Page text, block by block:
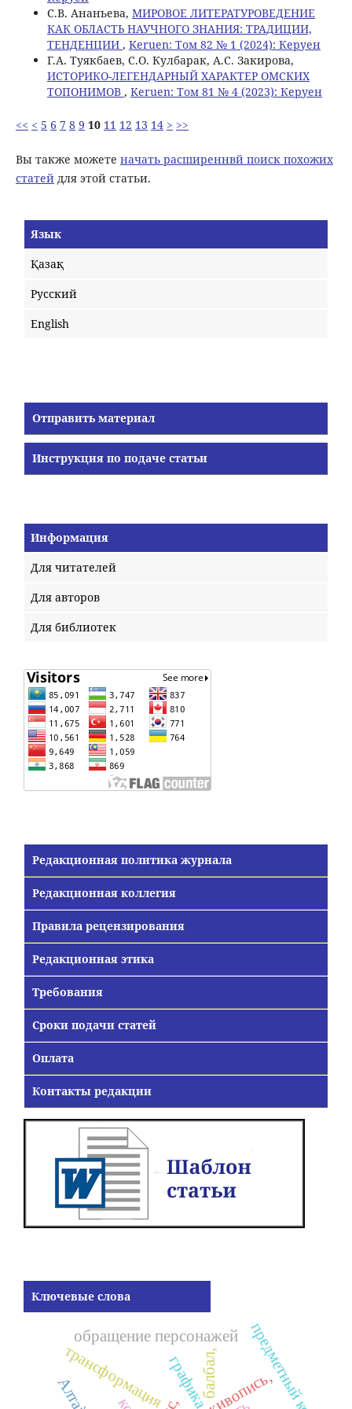
С.В. Ананьева, МИРОВОЕ ЛИТЕРАТУРОВЕДЕНИЕ
КАК ОБЛАСТЬ НАУЧНОГО ЗНАНИЯ: ТРАДИЦИИ,
ТЕНДЕНЦИИ , Keruen: Том 82 № 1 (2024): Керуен
Г.А. Туякбаев, С.О. Кулбарак, А.С. Закирова,
ИСТОРИКО-ЛЕГЕНДАРНЫЙ ХАРАКТЕР ОМСКИХ
ТОПОНИМОВ , Keruen: Том 81 № 4 (2023): Керуен
<< < 5 6 7 8 9 10 11 12 13 14 > >>
Вы также можете начать расширеннвй поиск похожих
статейдля этой статьи.
Язык
Қазақ
Русский
English
Отправить материал
Инструкция по подаче статьи
Информация
Для читателей
Для авторов
Для библиотек
Редакционная политика журнала
Редакционная коллегия
Правила рецензирования
Редакционная этика
Требования
Сроки подачи статей
Оплата
Контакты редакции
Ключевые слова
живопись,
графика,
балбал, предметный код,
трансформация
обращение персонажей